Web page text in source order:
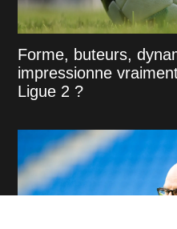
Forme, buteurs,
impressionne
Ligue 2 ?